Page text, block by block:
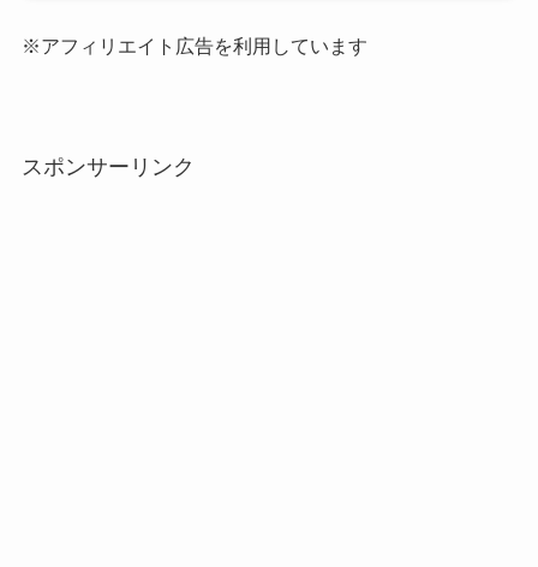
※アフィリエイト広告を利用しています
スポンサーリンク